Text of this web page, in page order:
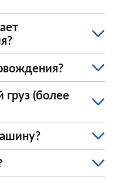
груз (более